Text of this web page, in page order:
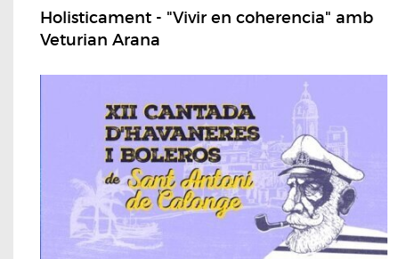
Holisticament - "Vivir en coherencia" amb
Veturian Arana